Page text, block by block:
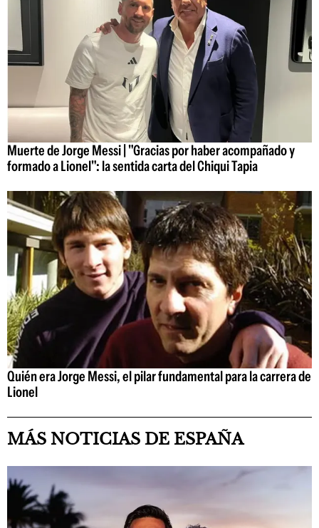
Muerte de Jorge Messi | "Gracias por haber acompañado y
formado a Lionel": la sentida carta del Chiqui Tapia
Quién era Jorge Messi, el pilar fundamental para la carrera de
Lionel
MÁS NOTICIAS DE ESPAÑA